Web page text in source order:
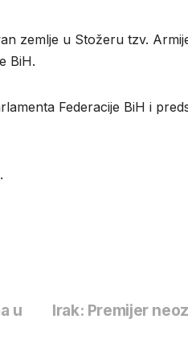
zemlje u Stožeru tzv.
BiH.
Federacije BiH i
Irak: Premijer
u